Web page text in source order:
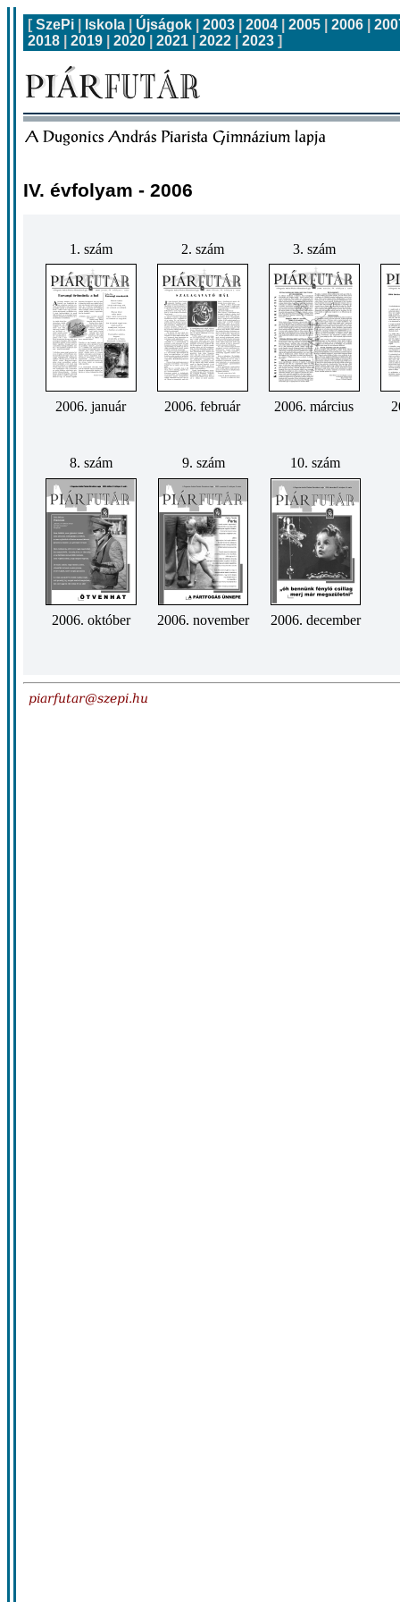
[SzePi Iskola Újságok |2003 |2004 |2005 |2006 |
2018 |2019 |2020 |2021 |2022 |2023 ]
IV. évfolyam - 2006
1. szám
2006. január
2. szám
2006. február
3. szám
2006. március
8. szám
2006. október
9. szám
2006. november
10. szám
2006. december